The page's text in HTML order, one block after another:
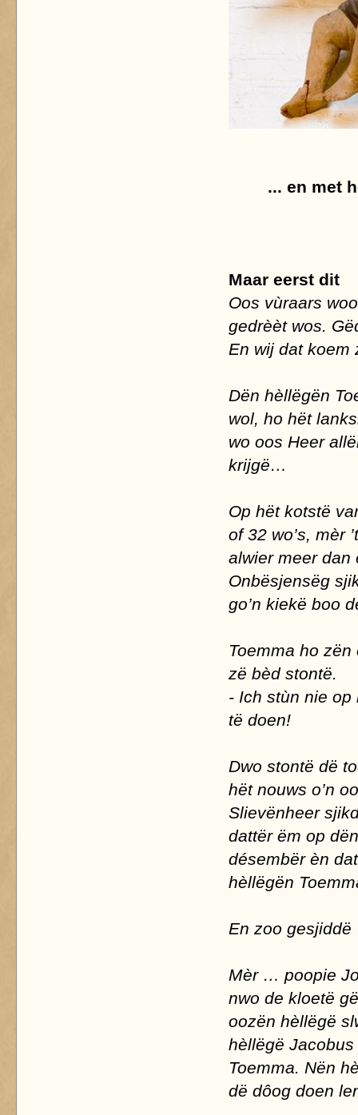
... en met
Maar eerst dit
Oos vùraars
gedrèèt wos.
En wij dat koem
Dën hèllëgën
wol, ho hët
wo oos Heer
krijgë…
Op hët kotstë
of 32 wo’s, mèr
alwier meer dan
Onbësjensëg
go’n kiekë boo
Toemma ho
zë bèd stontë.
- Ich stùn nie
të doen!
Dwo stontë dë
hët nouws o’n
Slievënheer
dattër ëm op
désembër èn
hèllëgën
En zoo
Mèr … poopie
nwo de kloetë
oozën hèllëgë
hèllëgë
Toemma. Nën
dë dôog doen